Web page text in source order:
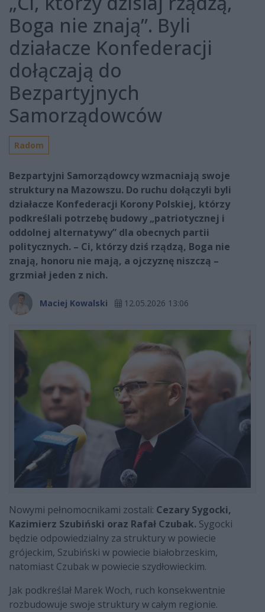
Boga nie znają”. Byli
działacze Konfederacji
dołączają do
Bezpartyjnych
Samorządowców
Radom
Bezpartyjni Samorządowcy wzmacniają swoje
struktury na Mazowszu. Do ruchu dołączyli byli
działacze Konfederacji Korony Polskiej, którzy
podkreślali potrzebę budowy „patriotycznej i
oddolnej alternatywy” dla obecnych partii
politycznych. – Ci, którzy dziś rządzą, Boga nie
znają, honoru nie mają, a ojczyznę niszczą –
grzmiał jeden z nich.
Maciej Kowalski 12.05.2026 13:06
Nowymi pełnomocnikami zostali: Cezary Sygocki,
Kazimierz Szubiński oraz Rafał Czubak. Sygocki
będzie odpowiedzialny za struktury w powiecie
grójeckim, Szubiński w powiecie białobrzeskim,
natomiast Czubak w powiecie szydłowieckim.
Jak podkreślał Marek Woch, ruch konsekwentnie
rozbudowuje swoje struktury w całym regionie.